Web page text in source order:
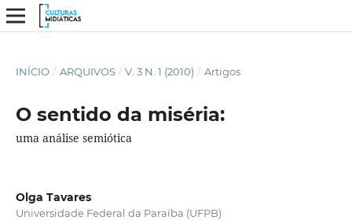
INÍCIO / ARQUIVOS / V. 3 N. 1 (2010) / Artigos
O sentido da miséria:
uma análise semiótica
Olga Tavares
Universidade Federal da Paraíba (UFPB)